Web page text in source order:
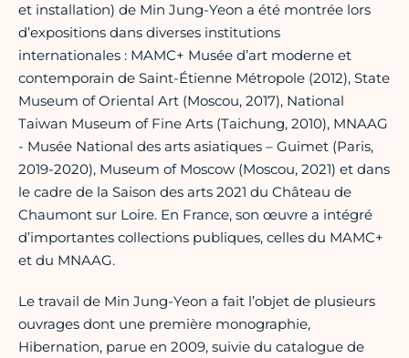
et installation) de Min Jung-Yeon a été montrée lors
d’expositions dans diverses institutions
internationales : MAMC+ Musée d’art moderne et
contemporain de Saint-Étienne Métropole (2012), State
Museum of Oriental Art (Moscou, 2017), National
Taiwan Museum of Fine Arts (Taichung, 2010), MNAAG
- Musée National des arts asiatiques – Guimet (Paris,
2019-2020), Museum of Moscow (Moscou, 2021) et dans
le cadre de la Saison des arts 2021 du Château de
Chaumont sur Loire. En France, son œuvre a intégré
d’importantes collections publiques, celles du MAMC+
et du MNAAG.
Le travail de Min Jung-Yeon a fait l’objet de plusieurs
ouvrages dont une première monographie,
Hibernation, parue en 2009, suivie du catalogue de